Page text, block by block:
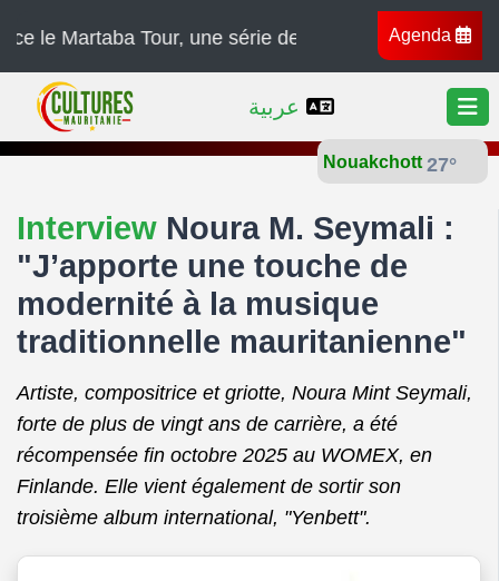
Agenda
Tour, une série de concerts à travers l’Afrique,
Nouakchott 27°
عربية
Interview Noura M. Seymali :
"J’apporte une touche de
modernité à la musique
traditionnelle mauritanienne"
Artiste, compositrice et griotte, Noura Mint Seymali,
forte de plus de vingt ans de carrière, a été
récompensée fin octobre 2025 au WOMEX, en
Finlande. Elle vient également de sortir son
troisième album international, "Yenbett".